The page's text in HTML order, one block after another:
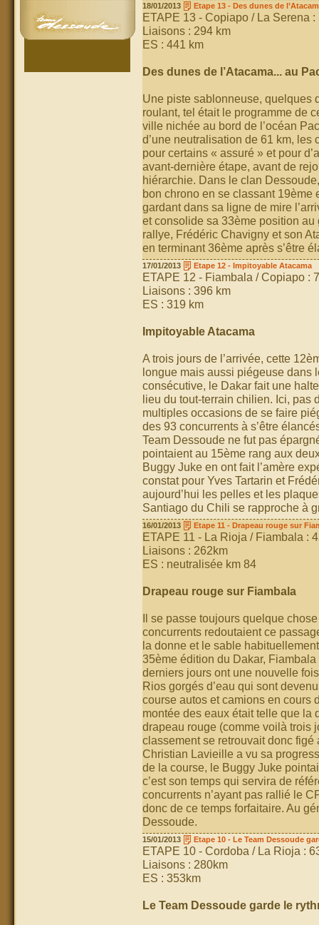
18/01/2013 Etape 13 - Des dunes de
ETAPE 13 - Copiapo / La Serena :
Liaisons : 294 km
ES : 441 km
Des dunes de l’Atacama... au
Une piste sablonneuse, quelques
roulant, tel était le programme de
ville nichée au bord de l’océan
d’une neutralisation de 61 km,
pour certains « assuré » et pour
avant-dernière étape, avant de
hiérarchie. Dans le clan
bon chrono en se classant 19ème
gardant dans sa ligne de mire
et consolide sa 33ème position au
rallye, Frédéric Chavigny et son
en terminant 36ème après s’être
17/01/2013 Etape 12 - Impitoyable Atacama
ETAPE 12 - Fiambala / Copiapo :
Liaisons : 396 km
ES : 319 km
Impitoyable Atacama
A trois jours de l’arrivée, cette
longue mais aussi piégeuse dans
consécutive, le Dakar fait une
lieu du tout-terrain chilien. Ici, pas
multiples occasions de se faire
des 93 concurrents à s’être
Team Dessoude ne fut pas
pointaient au 15ème rang aux
Buggy Juke en ont fait l’amère
constat pour Yves Tartarin et
aujourd’hui les pelles et les
Santiago du Chili se rapproche à
16/01/2013 Etape 11 - Drapeau rouge sur
ETAPE 11 - La Rioja / Fiambala :
Liaisons : 262km
ES : neutralisée km 84
Drapeau rouge sur Fiambala
Il se passe toujours quelque
concurrents redoutaient ce
la donne et le sable
35ème édition du Dakar,
derniers jours ont une nouvelle
Rios gorgés d’eau qui sont
course autos et camions en cours
montée des eaux était telle que la
drapeau rouge (comme voilà trois
classement se retrouvait donc
Christian Lavieille a vu sa
de la course, le Buggy Juke
c’est son temps qui servira de
concurrents n’ayant pas rallié le
donc de ce temps forfaitaire. Au
Dessoude.
15/01/2013 Etape 10 - Le Team Dessoude
ETAPE 10 - Cordoba / La Rioja :
Liaisons : 280km
ES : 353km
Le Team Dessoude garde le